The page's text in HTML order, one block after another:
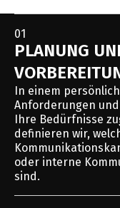
01
PLANUNG
In einem
Anforderungen
Ihre Bedürfnisse
definieren wir,
oder interne
sind.